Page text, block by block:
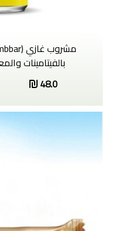
بالفيتامينات
48.0